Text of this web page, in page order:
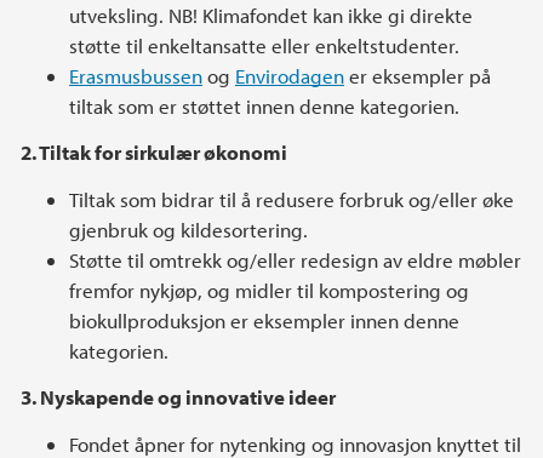
utveksling. NB! Klimafondet kan ikke gi direkte
støtte til enkeltansatte eller enkeltstudenter.
Erasmusbussenog Envirodagener eksempler på
tiltak som er støttet innen denne kategorien.
2. Tiltak for sirkulær økonomi
Tiltak som bidrar til å redusere forbruk og/eller øke
gjenbruk og kildesortering.
Støtte til omtrekk og/eller redesign av eldre møbler
fremfor nykjøp, og midler til kompostering og
biokullproduksjon er eksempler innen denne
kategorien.
3. Nyskapende og innovative ideer
Fondet åpner for nytenking og innovasjon knyttet til